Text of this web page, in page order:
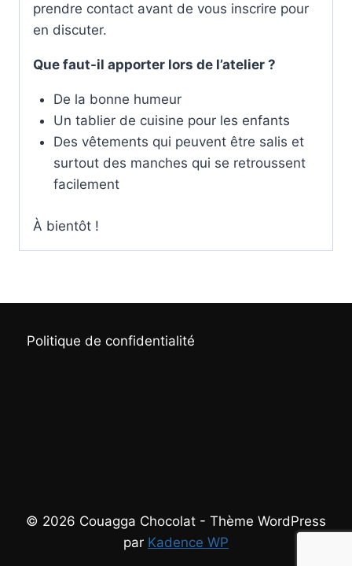
prendre contact avant de vous inscrire pour
en discuter.
Que faut-il apporter lors de l’atelier ?
De la bonne humeur
Un tablier de cuisine pour les enfants
Des vêtements qui peuvent être salis et
surtout des manches qui se retroussent
facilement
À bientôt !
Politique de confidentialité
© 2026 Couagga Chocolat - Thème WordPress
par Kadence WP